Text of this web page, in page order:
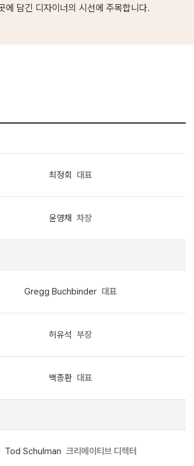
에 담긴 디자이너의 시선에 주목합니다.
최정회 대표
윤영채차장
Gregg Buchbinder 대표
허유석 부장
백종환 대표
Tod Schulman 크리에이티브 디렉터